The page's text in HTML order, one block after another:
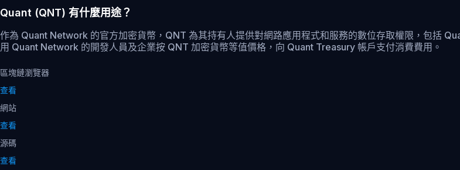
Quant (QNT) 有什麼用途？
作為 Quant Network 的官方加密貨幣，QNT 為其持有人提供對網路應用程式和服務的數位存取權限，包括
用 Quant Network 的開發人員及企業按 QNT 加密貨幣等值價格，向 Quant Treasury 帳戶支付消費費用。
區塊鏈瀏覽器
查看
網站
查看
源碼
查看